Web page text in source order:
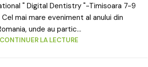
" Digital Dentistry "-Timisoara 7-9
mai mare eveniment al anului din
unde au partic...
CONTINUER LA LECTURE